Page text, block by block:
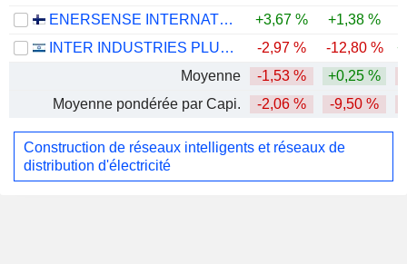
ENERSENSE INTERNATIONAL OYJ
+3,67 % +1,38 %
INTER INDUSTRIES PLUS LTD
-2,97 % -12,80 %
Moyenne
-1,53 % +0,25 %
Moyenne pondérée par Capi.
-2,06 % -9,50 %
Construction de réseaux intelligents et réseaux de
distribution d'électricité